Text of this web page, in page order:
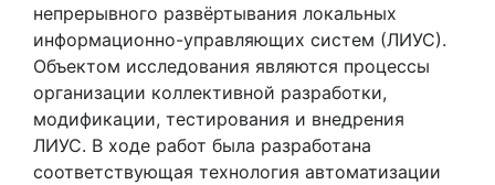
непрерывного развёртывания локальных
информационно-управляющих систем (ЛИУС).
Объектом исследования являются процессы
организации коллективной разработки,
модификации, тестирования и внедрения
ЛИУС. В ходе работ была разработана
соответствующая технология автоматизации